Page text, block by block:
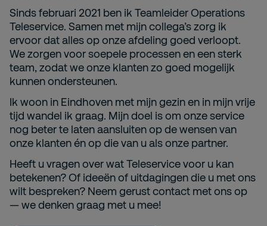
Sinds februari 2021 ben ik Teamleider Operations
Teleservice. Samen met mijn collega’s zorg ik
ervoor dat alles op onze afdeling goed verloopt.
We zorgen voor soepele processen en een sterk
team, zodat we onze klanten zo goed mogelijk
kunnen ondersteunen.
Ik woon in Eindhoven met mijn gezin en in mijn vrije
tijd wandel ik graag. Mijn doel is om onze service
nog beter te laten aansluiten op de wensen van
onze klanten én op die van u als onze partner.
Heeft u vragen over wat Teleservice voor u kan
betekenen? Of ideeën of uitdagingen die u met ons
wilt bespreken? Neem gerust contact met ons op
— we denken graag met u mee!